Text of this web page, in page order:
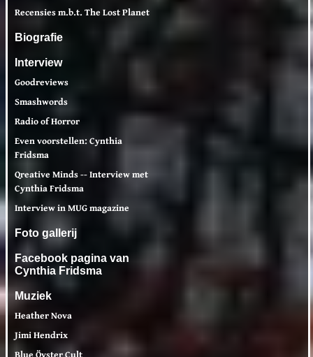
Recensies m.b.t. The Lost Planet
Biografie
Interview
Goodreviews
Smashwords
Radio of Horror
Even voorstellen: Cynthia
Fridsma
Qreative Minds -- Interview met
Cynthia Fridsma
Interview in MUG magazine
Foto gallerij
Facebook pagina van
Cynthia Fridsma
Muziek
Heather Nova
Jimi Hendrix
Blue Öyster Cult